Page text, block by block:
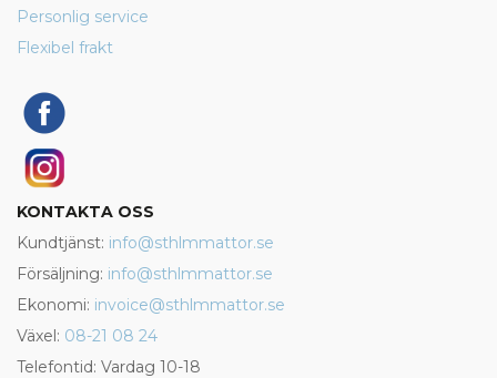
Personlig service
Flexibel frakt
KONTAKTA OSS
Kundtjänst: info@sthlmmattor.se
Försäljning: info@sthlmmattor.se
Ekonomi: invoice@sthlmmattor.se
Växel: 08-21 08 24
Telefontid: Vardag 10-18